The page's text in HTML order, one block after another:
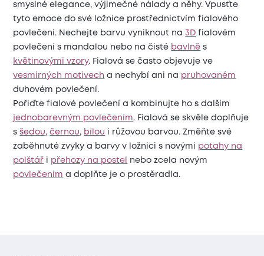
smyslné elegance, výjimečné nálady a něhy. Vpusťte
tyto emoce do své ložnice prostřednictvím fialového
povlečení. Nechejte barvu vyniknout na3D fialovém
povlečení s mandalou nebo na čisté bavlně s
květinovými vzory. Fialová se často objevuje ve
vesmírných motivech a nechybí ani na pruhovaném
duhovém povlečení.
Pořiďte fialové povlečení a kombinujte ho s dalším
jednobarevným povlečením. Fialová se skvěle doplňuje
sšedou,černou, bílou i růžovou barvou. Změňte své
zaběhnuté zvyky a barvy v ložnici s novými potahy na
polštář i přehozy na postel
nebo zcela novým
povlečením a doplňte je o prostěradla.